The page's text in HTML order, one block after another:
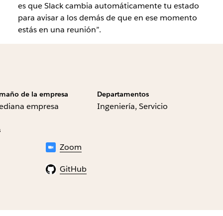
es que Slack cambia automáticamente tu estado
para avisar a los demás de que en ese momento
estás en una reunión”.
de la empresa
empresa
Departamentos
Ingeniería, Servicio
Zoom
GitHub